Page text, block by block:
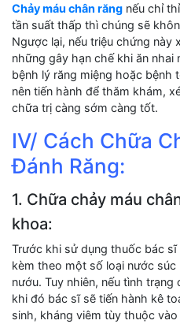
Chảy máu chân răng nếu chỉ
tần suất thấp thì chúng sẽ
Ngược lại, nếu triệu chứng này
những gây hạn chế khi ăn nhai
bệnh lý răng miệng hoặc bệnh
nên tiến hành để thăm khám,
chữa trị càng sớm càng tốt.
IV/ Cách Chữa
Đánh Răng:
1. Chữa chảy máu
khoa:
Trước khi sử dụng thuốc bác sĩ
kèm theo một số loại nước
nướu. Tuy nhiên, nếu tình
khi đó bác sĩ sẽ tiến hành kê
sinh, kháng viêm tùy thuộc